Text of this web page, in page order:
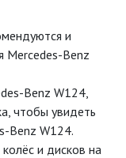
и
Mercedes-Benz
Benz W124,
чтобы увидеть
Benz W124.
и дисков на